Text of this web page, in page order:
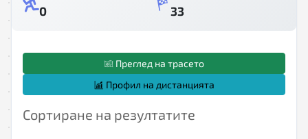
0 33
Преглед на трасето
Профил на дистанцията
Сортиране на резултатите